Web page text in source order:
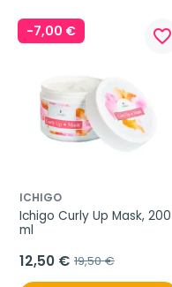
-7,00 € favorite_border
ICHIGO
Ichigo Curly Up Mask, 200
ml
12,50 € 19,50 €